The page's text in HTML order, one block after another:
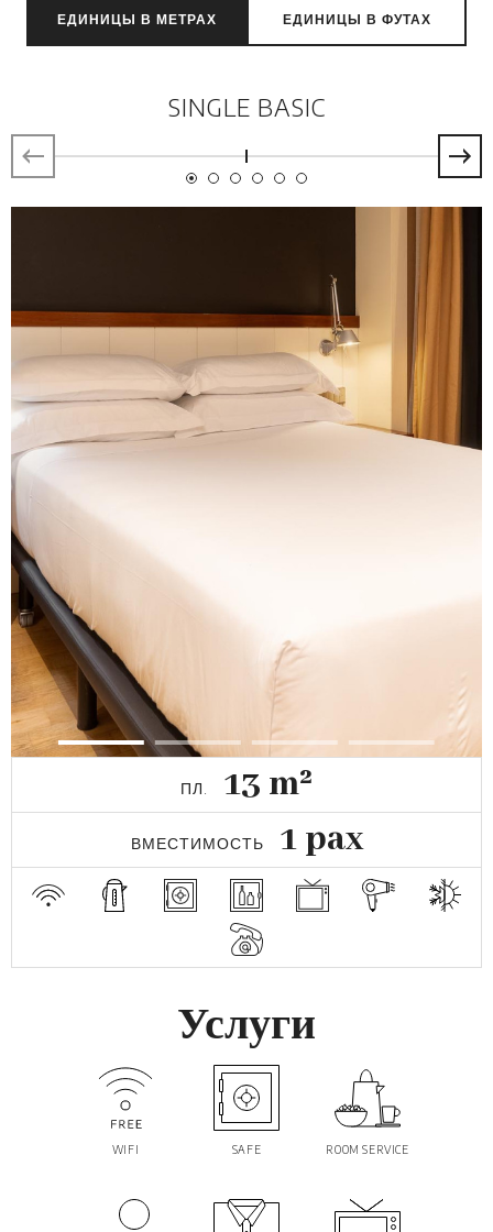
ЕДИНИЦЫ В МЕТРАХ ЕДИНИЦЫ В ФУТАХ
SINGLE BASIC
ПЛ. 13 m²
ВМЕСТИМОСТЬ 1 pax
Услуги
WIFI SAFE ROOM SERVICE